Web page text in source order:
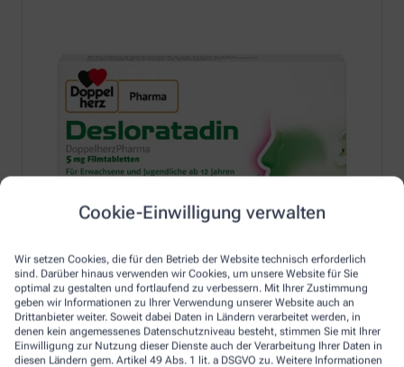
Cookie-Einwilligung verwalten
Wir setzen Cookies, die für den Betrieb der Website technisch erforderlich
sind. Darüber hinaus verwenden wir Cookies, um unsere Website für Sie
optimal zu gestalten und fortlaufend zu verbessern. Mit Ihrer Zustimmung
geben wir Informationen zu Ihrer Verwendung unserer Website auch an
Drittanbieter weiter. Soweit dabei Daten in Ländern verarbeitet werden, in
denen kein angemessenes Datenschutzniveau besteht, stimmen Sie mit Ihrer
Einwilligung zur Nutzung dieser Dienste auch der Verarbeitung Ihrer Daten in
diesen Ländern gem. Artikel 49 Abs. 1 lit. a DSGVO zu. Weitere Informationen
Erfahren Sie mehr unter: